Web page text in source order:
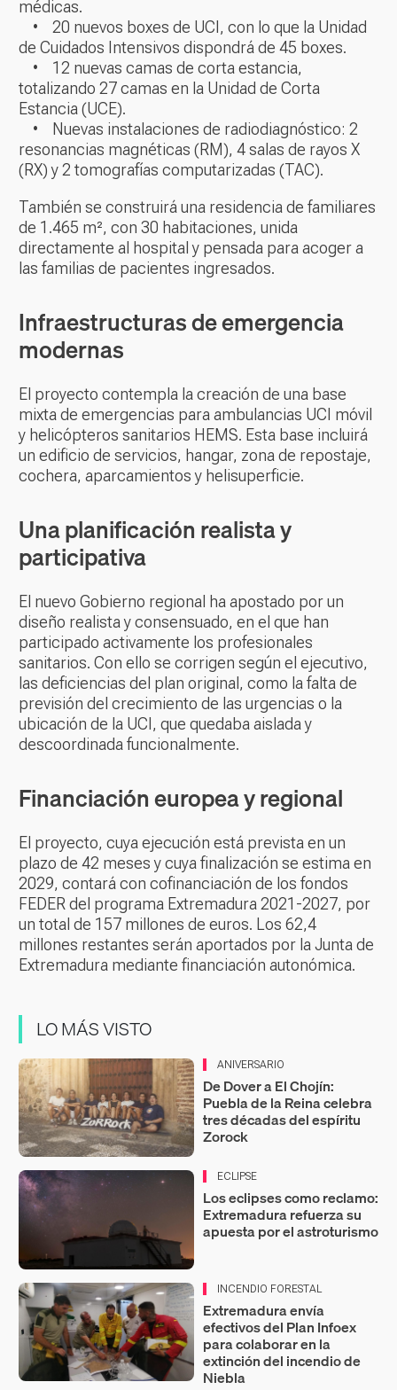
médicas.
• 20 nuevos boxes de UCI, con lo que la Unidad
de Cuidados Intensivos dispondrá de 45 boxes.
• 12 nuevas camas de corta estancia,
totalizando 27 camas en la Unidad de Corta
Estancia (UCE).
• Nuevas instalaciones de radiodiagnóstico: 2
resonancias magnéticas (RM), 4 salas de rayos X
(RX) y 2 tomografías computarizadas (TAC).
También se construirá una residencia de familiares
de 1.465 m², con 30 habitaciones, unida
directamente al hospital y pensada para acoger a
las familias de pacientes ingresados.
Infraestructuras de emergencia
modernas
El proyecto contempla la creación de una base
mixta de emergencias para ambulancias UCI móvil
y helicópteros sanitarios HEMS. Esta base incluirá
un edificio de servicios, hangar, zona de repostaje,
cochera, aparcamientos y helisuperficie.
Una planificación realista y
participativa
El nuevo Gobierno regional ha apostado por un
diseño realista y consensuado, en el que han
participado activamente los profesionales
sanitarios. Con ello se corrigen según el ejecutivo,
las deficiencias del plan original, como la falta de
previsión del crecimiento de las urgencias o la
ubicación de la UCI, que quedaba aislada y
descoordinada funcionalmente.
Financiación europea y regional
El proyecto, cuya ejecución está prevista en un
plazo de 42 meses y cuya finalización se estima en
2029, contará con cofinanciación de los fondos
FEDER del programa Extremadura 2021-2027, por
un total de 157 millones de euros. Los 62,4
millones restantes serán aportados por la Junta de
Extremadura mediante financiación autonómica.
LO MÁS VISTO
ANIVERSARIO
De Dover a El Chojín:
Puebla de la Reina celebra
tres décadas del espíritu
Zorock
ECLIPSE
Los eclipses como reclamo:
Extremadura refuerza su
apuesta por el astroturismo
INCENDIO FORESTAL
Extremadura envía
efectivos del Plan Infoex
para colaborar en la
extinción del incendio de
Niebla